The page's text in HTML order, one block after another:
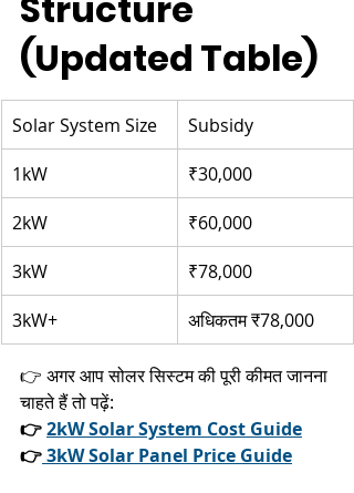
(Updated Table)
Solar System Size
Subsidy
1kW
₹30,000
2kW
₹60,000
3kW
₹78,000
3kW+
अधिकतम ₹78,000
👉 अगर आप सोलर सिस्टम की पूरी कीमत जानना
चाहते हैं तो पढ़ें:
👉 2kW Solar System Cost Guide
👉 3kW Solar Panel Price Guide